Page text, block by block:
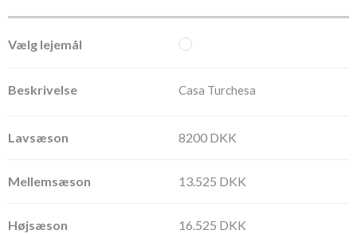
Casa Turchesa
8200 DKK
13.525 DKK
16.525 DKK